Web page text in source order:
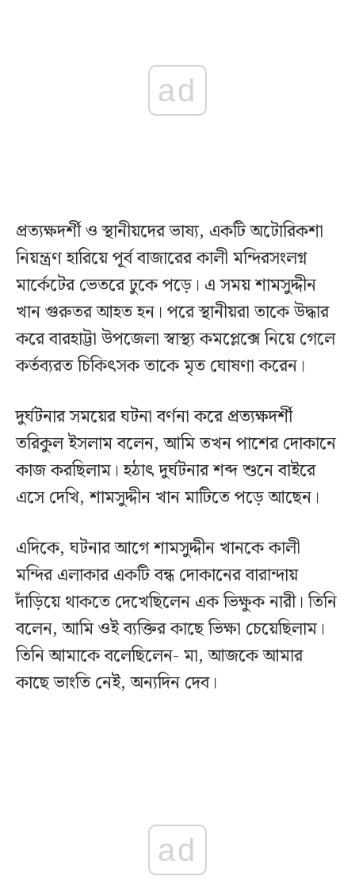
ad
প্রত্যক্ষদর্শী ও স্থানীয়দের ভাষ্য, একটি অটোরিকশা
নিয়ন্ত্রণ হারিয়ে পূর্ব বাজারের কালী মন্দিরসংলগ্ন
মার্কেটের ভেতরে ঢুকে পড়ে। এ সময় শামসুদ্দীন
খান গুরুতর আহত হন। পরে স্থানীয়রা তাকে উদ্ধার
করে বারহাট্টা উপজেলা স্বাস্থ্য কমপ্লেক্সে নিয়ে গেলে
কর্তব্যরত চিকিৎসক তাকে মৃত ঘোষণা করেন।
দুর্ঘটনার সময়ের ঘটনা বর্ণনা করে প্রত্যক্ষদর্শী
তরিকুল ইসলাম বলেন, আমি তখন পাশের দোকানে
কাজ করছিলাম। হঠাৎ দুর্ঘটনার শব্দ শুনে বাইরে
এসে দেখি, শামসুদ্দীন খান মাটিতে পড়ে আছেন।
এদিকে, ঘটনার আগে শামসুদ্দীন খানকে কালী
মন্দির এলাকার একটি বন্ধ দোকানের বারান্দায়
দাঁড়িয়ে থাকতে দেখেছিলেন এক ভিক্ষুক নারী। তিনি
বলেন, আমি ওই ব্যক্তির কাছে ভিক্ষা চেয়েছিলাম।
তিনি আমাকে বলেছিলেন- মা, আজকে আমার
কাছে ভাংতি নেই, অন্যদিন দেব।
ad